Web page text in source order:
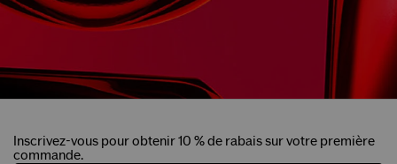
Inscrivez-vous pour obtenir 10 % de rabais sur votre première
commande.